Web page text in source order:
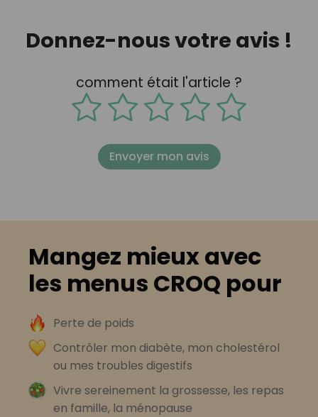
Donnez-nous votre avis !
comment était l'article ?
Envoyer mon avis
Mangez mieux avec
les menus CROQ pour
Perte de poids
Contrôler mon diabète, mon cholestérol
ou mes troubles digestifs
Vivre sereinement la grossesse, les repas
en famille, la ménopause